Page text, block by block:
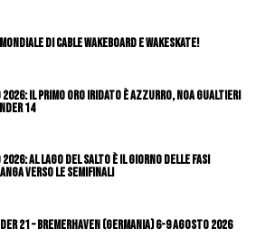
di Cable Wakeboard e Wakeskate!
2026: il primo oro iridato è azzurro, Noa Gualtieri
14
2026: al Lago del Salto è il giorno delle fasi
verso le semifinali
21 – Bremerhaven (Germania) 6-9 agosto 2026